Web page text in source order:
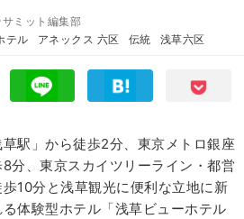
サミット編集部
テル アネックス 六区 伝統 浅草六区
駅」から徒歩2分、東京メトロ銀座
分、東京スカイツリーライン・都営
10分と浅草観光に便利な立地に新
体験型ホテル「浅草ビューホテル